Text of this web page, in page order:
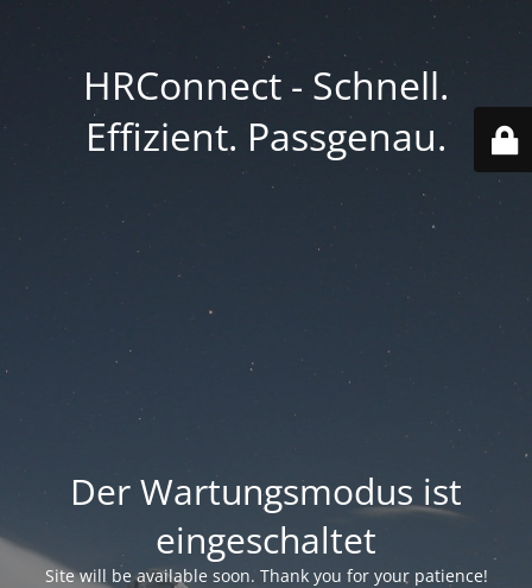
HRConnect - Schnell.
Effizient. Passgenau.
Der Wartungsmodus ist
eingeschaltet
Site will be available soon. Thank you for your patience!